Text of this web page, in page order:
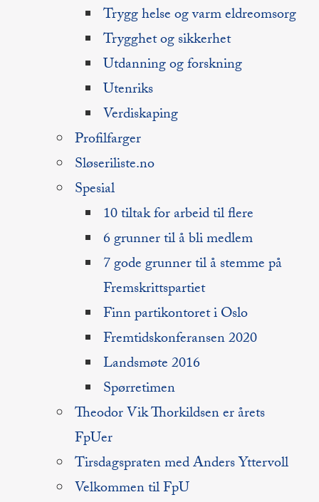
Trygg helse og varm eldreomsorg
Trygghet og sikkerhet
Utdanning og forskning
Utenriks
Verdiskaping
Profilfarger
Sløseriliste.no
Spesial
10 tiltak for arbeid til flere
6 grunner til å bli medlem
7 gode grunner til å stemme på
Fremskrittspartiet
Finn partikontoret i Oslo
Fremtidskonferansen 2020
Landsmøte 2016
Spørretimen
Theodor Vik Thorkildsen er årets
FpUer
Tirsdagspraten med Anders Yttervoll
Velkommen til FpU